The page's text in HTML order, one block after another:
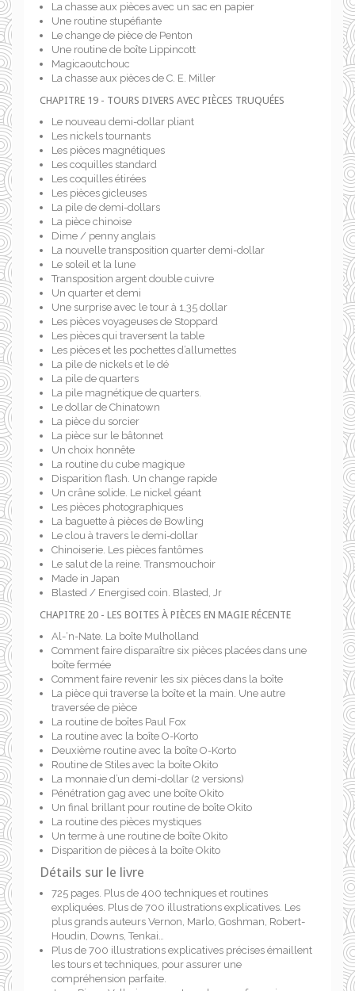
La chasse aux pièces avec un sac en papier
Une routine stupéfiante
Le change de pièce de Penton
Une routine de boîte Lippincott
Magicaoutchouc
La chasse aux pièces de C. E. Miller
CHAPITRE 19 - TOURS DIVERS AVEC PIÈCES TRUQUÉES
Le nouveau demi-dollar pliant
Les nickels tournants
Les pièces magnétiques
Les coquilles standard
Les coquilles étirées
Les pièces gicleuses
La pile de demi-dollars
La pièce chinoise
Dime / penny anglais
La nouvelle transposition quarter demi-dollar
Le soleil et la lune
Transposition argent double cuivre
Un quarter et demi
Une surprise avec le tour à 1,35 dollar
Les pièces voyageuses de Stoppard
Les pièces qui traversent la table
Les pièces et les pochettes d’allumettes
La pile de nickels et le dé
La pile de quarters
La pile magnétique de quarters.
Le dollar de Chinatown
La pièce du sorcier
La pièce sur le bâtonnet
Un choix honnête
La routine du cube magique
Disparition flash. Un change rapide
Un crâne solide. Le nickel géant
Les pièces photographiques
La baguette à pièces de Bowling
Le clou à travers le demi-dollar
Chinoiserie. Les pièces fantômes
Le salut de la reine. Transmouchoir
Made in Japan
Blasted / Energised coin. Blasted, Jr
CHAPITRE 20 - LES BOITES À PIÈCES EN MAGIE RÉCENTE
Al-‘n-Nate. La boîte Mulholland
Comment faire disparaître six pièces placées dans une
boîte fermée
Comment faire revenir les six pièces dans la boîte
La pièce qui traverse la boîte et la main. Une autre
traversée de pièce
La routine de boîtes Paul Fox
La routine avec la boîte O-Korto
Deuxième routine avec la boîte O-Korto
Routine de Stiles avec la boîte Okito
La monnaie d’un demi-dollar (2 versions)
Pénétration gag avec une boîte Okito
Un final brillant pour routine de boîte Okito
La routine des pièces mystiques
Un terme à une routine de boîte Okito
Disparition de pièces à la boîte Okito
Détails sur le livre
725 pages. Plus de 400 techniques et routines
expliquées. Plus de 700 illustrations explicatives. Les
plus grands auteurs Vernon, Marlo, Goshman, Robert-
Houdin, Downs, Tenkai…
Plus de 700 illustrations explicatives précises émaillent
les tours et techniques, pour assurer une
compréhension parfaite.